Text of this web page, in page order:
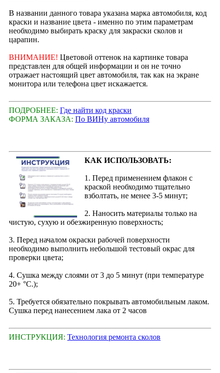
В названии данного товара указана марка автомобиля, код
краски и название цвета - именно по этим параметрам
необходимо выбирать краску для закраски сколов и
царапин.
ВНИМАНИЕ! Цветовой оттенок на картинке товара
представлен для общей информации и он не точно
отражает настоящий цвет автомобиля, так как на экране
монитора или телефона цвет искажается.
ПОДРОБНЕЕ: Где найти код краски
ФОРМА ЗАКАЗА: По ВИНу автомобиля
КАК ИСПОЛЬЗОВАТЬ:
1. Перед применением флакон с
краской необходимо тщательно
взболтать, не менее 3-5 минут;
2. Наносить материалы только на
чистую, сухую и обезжиренную поверхность;
3. Перед началом окраски рабочей поверхности
необходимо выполнить небольшой тестовый окрас для
проверки цвета;
4. Сушка между слоями от 3 до 5 минут (при температуре
20+ °С.);
5. Требуется обязательно покрывать автомобильным лаком.
Сушка перед нанесением лака от 2 часов
ИНСТРУКЦИЯ: Технология ремонта сколов